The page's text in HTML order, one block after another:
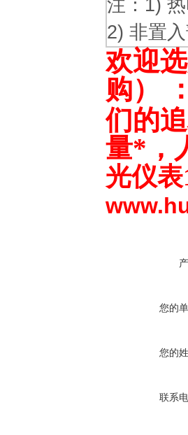
注：1)
2) 非置
欢迎
购）
们的
量*，
光仪
您的
您的
联系